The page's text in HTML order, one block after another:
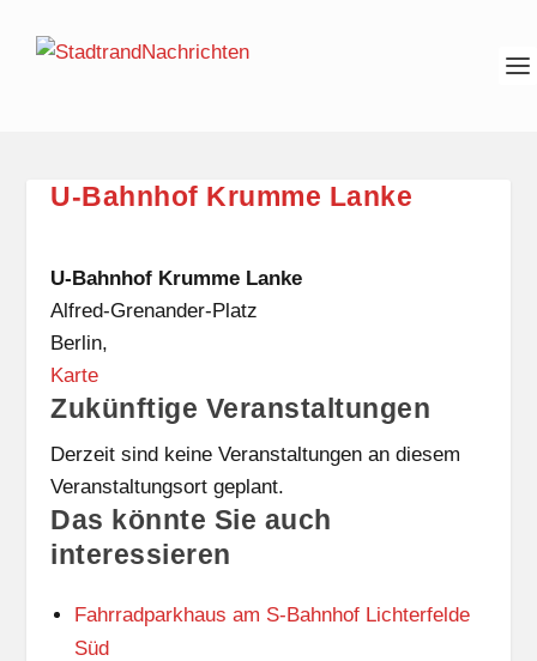
U-Bahnhof Krumme Lanke
U-Bahnhof Krumme Lanke
Alfred-Grenander-Platz
Berlin,
KarteU
-
n
h
Zukünftige Veranstaltungen
Derzeit sind keine Veranstaltungen an diesem
Veranstaltungsort geplant.
Das könnte Sie auch
interessieren
Fahrradparkhaus am S-Bahnhof Lichterfelde
Süd